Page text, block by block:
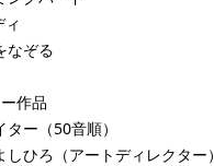
ィ
なぞる
作品
ー（50音順）
しひろ（アートディレクター）